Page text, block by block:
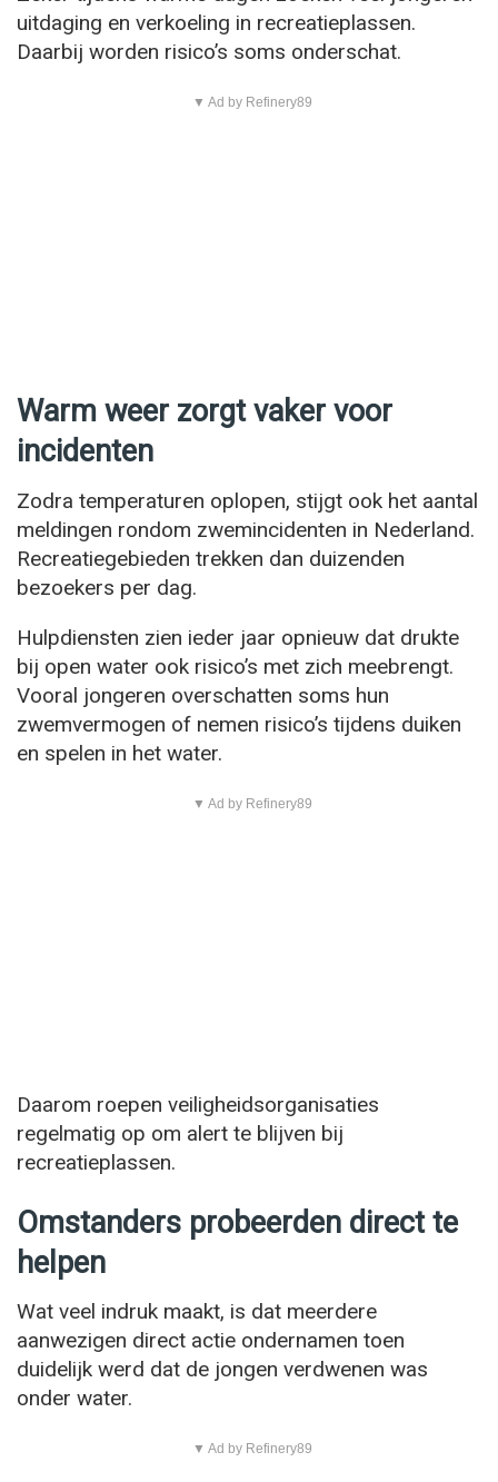
uitdaging en verkoeling in recreatieplassen.
Daarbij worden risico’s soms onderschat.
▼ Ad by Refinery89
Warm weer zorgt vaker voor
incidenten
Zodra temperaturen oplopen, stijgt ook het aantal
meldingen rondom zwemincidenten in Nederland.
Recreatiegebieden trekken dan duizenden
bezoekers per dag.
Hulpdiensten zien ieder jaar opnieuw dat drukte
bij open water ook risico’s met zich meebrengt.
Vooral jongeren overschatten soms hun
zwemvermogen of nemen risico’s tijdens duiken
en spelen in het water.
▼ Ad by Refinery89
Daarom roepen veiligheidsorganisaties
regelmatig op om alert te blijven bij
recreatieplassen.
Omstanders probeerden direct te
helpen
Wat veel indruk maakt, is dat meerdere
aanwezigen direct actie ondernamen toen
duidelijk werd dat de jongen verdwenen was
onder water.
▼ Ad by Refinery89